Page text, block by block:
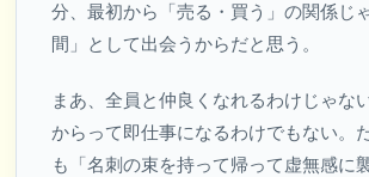
分、最初から「売る・買う」の関係じ
間」として出会うからだと思う。
まあ、全員と仲良くなれるわけじゃな
からって即仕事になるわけでもない。
も「名刺の束を持って帰って虚無感に